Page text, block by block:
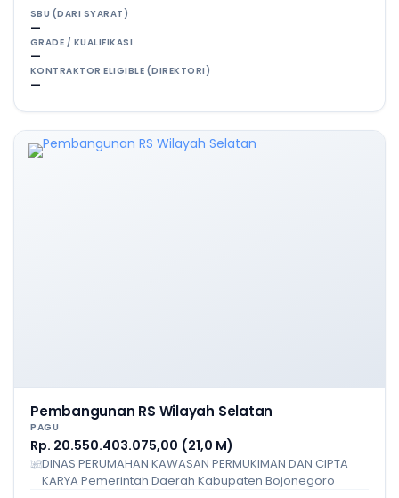
SBU (DARI SYARAT)
—
GRADE / KUALIFIKASI
—
KONTRAKTOR ELIGIBLE (DIREKTORI)
—
Pembangunan RS Wilayah Selatan
PAGU
Rp. 20.550.403.075,00 (21,0 M)
DINAS PERUMAHAN KAWASAN PERMUKIMAN DAN CIPTA
KARYA Pemerintah Daerah Kabupaten Bojonegoro